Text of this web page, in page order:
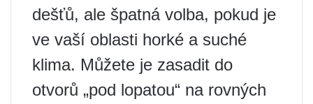
dešťů, ale špatná volba, pokud je
ve vaší oblasti horké a suché
klima. Můžete je zasadit do
otvorů „pod lopatou“ na rovných